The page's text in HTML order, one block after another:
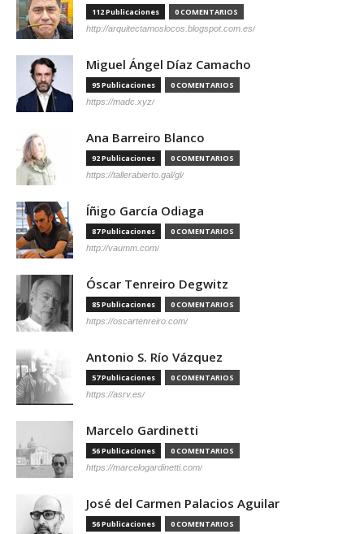
112 Publicaciones 0 COMENTARIOS
http://arquitectamoslocos.blogspot.com.es/
Miguel Ángel Díaz Camacho
95 Publicaciones 0 COMENTARIOS
https://madc.xyz/
Ana Barreiro Blanco
92 Publicaciones 0 COMENTARIOS
https://tallerabierto.gal/gl/
Íñigo García Odiaga
87 Publicaciones 0 COMENTARIOS
http://vaumm.com/
Óscar Tenreiro Degwitz
85 Publicaciones 0 COMENTARIOS
https://oscartenreiro.com/
Antonio S. Río Vázquez
57 Publicaciones 0 COMENTARIOS
https://asrv.es/
Marcelo Gardinetti
56 Publicaciones 0 COMENTARIOS
https://marcelogardinetti.com/
José del Carmen Palacios Aguilar
56 Publicaciones 0 COMENTARIOS